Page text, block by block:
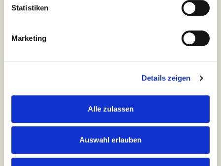
Statistiken
Marketing
Details zeigen
Alle zulassen
Auswahl erlauben
Benefits
Ausbildung